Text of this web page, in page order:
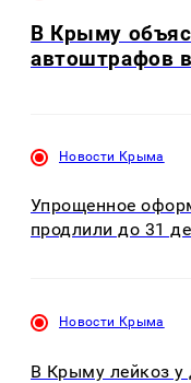
В Крыму
автоштрафов
Новости Крыма
Упрощенное
продлили до 31
Новости Крыма
В Крыму лейкоз у